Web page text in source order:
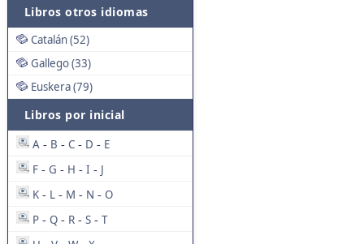
Libros otros idiomas
Catalán (52)
Gallego (33)
Euskera (79)
Libros por inicial
A - B - C - D - E
F - G - H - I - J
K - L - M - N - O
P - Q - R - S - T